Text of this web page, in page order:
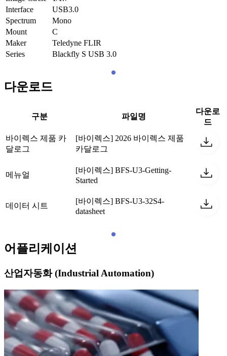
Interface
USB3.0
Spectrum
Mono
Mount
C
Maker
Teledyne FLIR
Series
Blackfly S USB 3.0
다운로드
구분 파일명
다운로
드
바이렉스 제품 카
달로그
[바이렉스] 2026 바이렉스 제품
카달로그
메뉴얼
[바이렉스] BFS-U3-Getting-
Started
데이터 시트
[바이렉스] BFS-U3-32S4-
datasheet
어플리케이션
산업자동화 (Industrial Automation)